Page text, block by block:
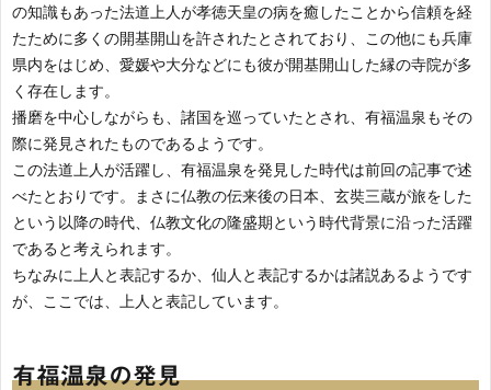
の知識もあった法道上人が孝徳天皇の病を癒したことから信頼を経
たために多くの開基開山を許されたとされており、この他にも兵庫
県内をはじめ、愛媛や大分などにも彼が開基開山した縁の寺院が多
く存在します。
播磨を中心しながらも、諸国を巡っていたとされ、有福温泉もその
際に発見されたものであるようです。
この法道上人が活躍し、有福温泉を発見した時代は前回の記事で述
べたとおりです。まさに仏教の伝来後の日本、玄奘三蔵が旅をした
という以降の時代、仏教文化の隆盛期という時代背景に沿った活躍
であると考えられます。
ちなみに上人と表記するか、仙人と表記するかは諸説あるようです
が、ここでは、上人と表記しています。
有福温泉の発見